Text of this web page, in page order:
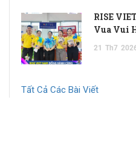
RISE
Vua Vui
21 Th7
Tất Cả Các Bài Viết